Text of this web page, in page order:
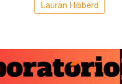
Lauran Hibberd